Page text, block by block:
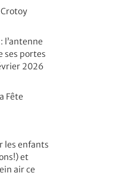
l’antenne
ses portes
2026
Fête
les enfants
et
air ce